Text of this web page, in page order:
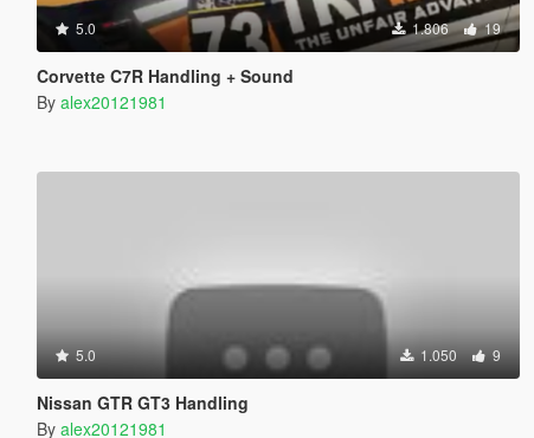
5.0 1.806 19
Corvette C7R Handling + Sound
By alex20121981
5.0 1.050 9
Nissan GTR GT3 Handling
By alex20121981